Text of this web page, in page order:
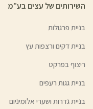
השירותים של עצים בע”מ
בניית פרגולות
בניית דקים ורצפות עץ
ריצוף בפרקט
בניית גגות רעפים
בניית גדרות ושערי אלומיניום